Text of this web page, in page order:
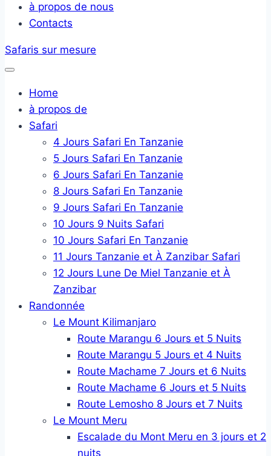
à propos de nous
Contacts
Safaris sur mesure
Home
à propos de
Safari
4 Jours Safari En Tanzanie
5 Jours Safari En Tanzanie
6 Jours Safari En Tanzanie
8 Jours Safari En Tanzanie
9 Jours Safari En Tanzanie
10 Jours 9 Nuits Safari
10 Jours Safari En Tanzanie
11 Jours Tanzanie et À Zanzibar Safari
12 Jours Lune De Miel Tanzanie et À
Zanzibar
Randonnée
Le Mount Kilimanjaro
Route Marangu 6 Jours et 5 Nuits
Route Marangu 5 Jours et 4 Nuits
Route Machame 7 Jours et 6 Nuits
Route Machame 6 Jours et 5 Nuits
Route Lemosho 8 Jours et 7 Nuits
Le Mount Meru
Escalade du Mont Meru en 3 jours et 2
nuits